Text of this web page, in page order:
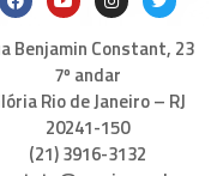
Benjamin Constant, 23
7º andar
Rio de Janeiro – RJ
20241-150
(21) 3916-3132